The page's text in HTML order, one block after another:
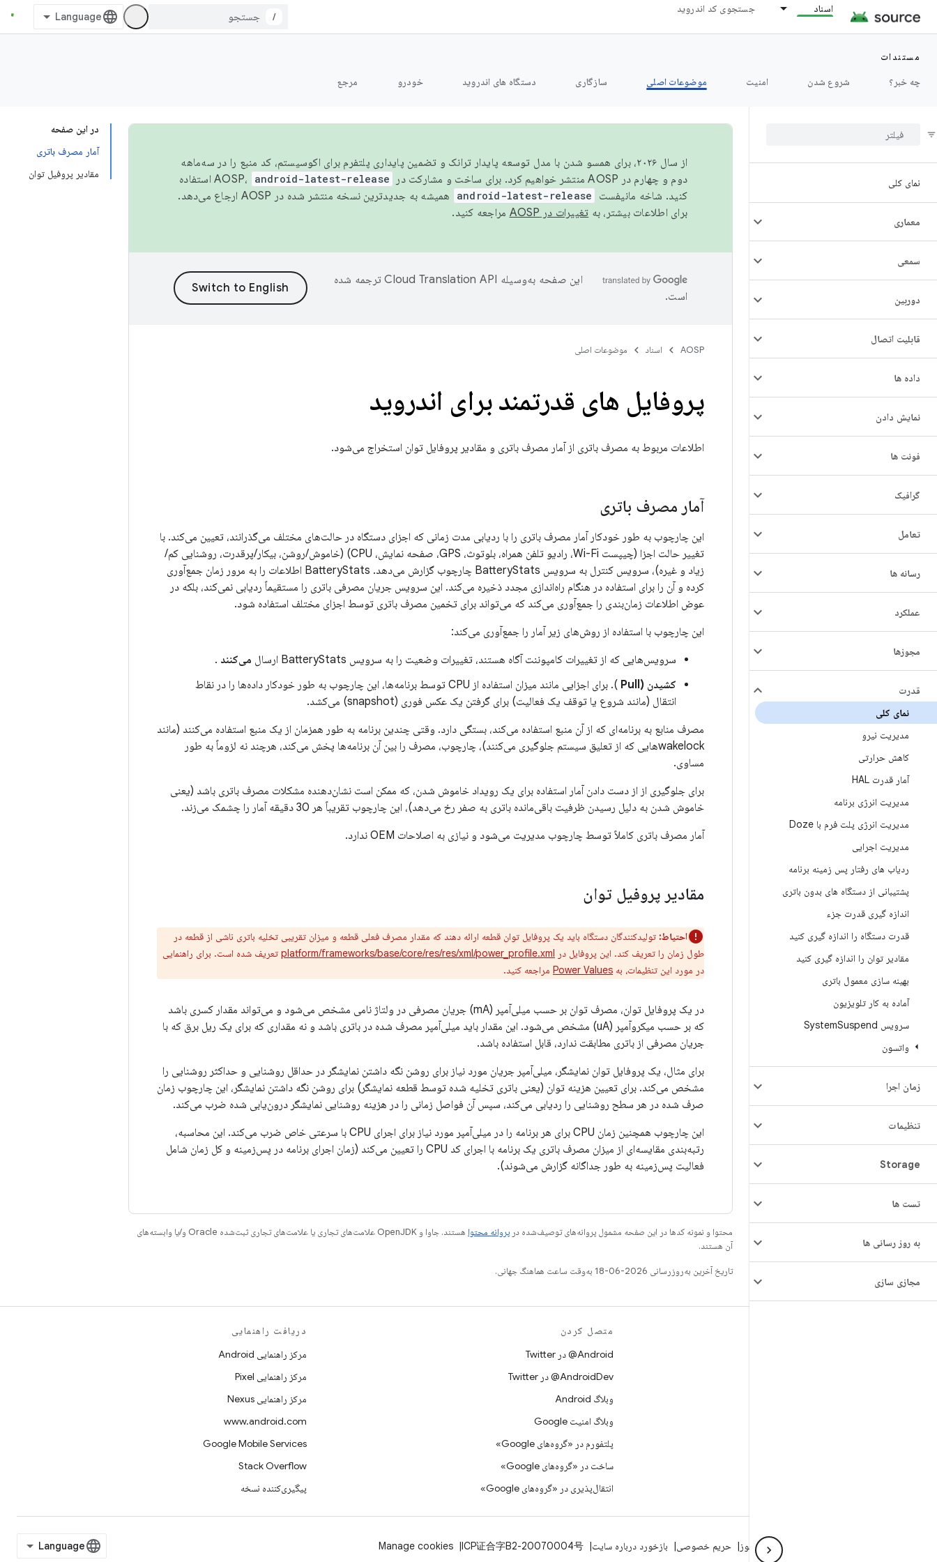
اسناد جستجوی کد اندروید
/
مستندات
چه خبر؟
شروع شدن امنیت موضوعات اصلی سازگاری دستگاه های اندروید خودرو مرجع
نمای کلی
معماری
سمعی
دوربین
قابلیت اتصال
داده ها
نمایش دادن
فونت ها
گرافیک
تعامل
رسانه ها
عملکرد
مجوزها
قدرت
نمای کلی
مدیریت نیرو
کاهش حرارتی
آمار قدرت HAL
مدیریت انرژی برنامه
مدیریت انرژی پلت فرم با Doze
مدیریت اجرایی
ردیاب های رفتار پس زمینه برنامه
پشتیبانی از دستگاه های بدون باتری
اندازه گیری قدرت جزء
قدرت دستگاه را اندازه گیری کنید
مقادیر توان را اندازه گیری کنید
بهینه سازی معمول باتری
آماده به کار تلویزیون
سرویس System Suspend
واتسون
زمان اجرا
تنظیمات
Storage
تست ها
به روز رسانی ها
مجازی سازی
در این صفحه
آمار مصرف باتری
مقادیر پروفیل توان
از سال ۲۰۲۶، برای همسو شدن با مدل توسعه پایدار ترانک و تضمین پایداری پلتفرم برای اکوسیستم، کد منبع را در سه‌ماهه
دوم و چهارم در AOSP منتشر خواهیم کرد. برای ساخت و مشارکت در AOSP،
android-latest-release
استفاده
کنید. شاخه مانیفست
android-latest-release
همیشه به جدیدترین نسخه منتشر شده در AOSP ارجاع می‌دهد.
برای اطلاعات بیشتر، به تغییرات در AOSP مراجعه کنید.
این صفحه به‌وسیله
ترجمه شده
است.
AOSP اسناد موضوعات اصلی
پروفایل های قدرتمند برای اندروید
اطلاعات مربوط به مصرف باتری از آمار مصرف باتری و مقادیر پروفایل توان استخراج می‌شود.
آمار مصرف باتری
این چارچوب به طور خودکار آمار مصرف باتری را با ردیابی مدت زمانی که اجزای دستگاه در حالت‌های مختلف می‌گذرانند، تعیین می‌کند. با
تغییر حالت اجزا (چیپست Wi-Fi، رادیو تلفن همراه، بلوتوث، GPS، صفحه نمایش، CPU) (خاموش/روشن، بیکار/پرقدرت، روشنایی کم/
زیاد و غیره)، سرویس کنترل به سرویس BatteryStats چارچوب گزارش می‌دهد. BatteryStats اطلاعات را به مرور زمان جمع‌آوری
کرده و آن را برای استفاده در هنگام راه‌اندازی مجدد ذخیره می‌کند. این سرویس جریان مصرفی باتری را مستقیماً ردیابی نمی‌کند، بلکه در
عوض اطلاعات زمان‌بندی را جمع‌آوری می‌کند که می‌تواند برای تخمین مصرف باتری توسط اجزای مختلف استفاده شود.
این چارچوب با استفاده از روش‌های زیر آمار را جمع‌آوری می‌کند:
سرویس‌هایی که از تغییرات کامپوننت آگاه هستند، تغییرات وضعیت را به سرویس BatteryStats ارسال
می‌کنند .
کشیدن (Pull
). برای اجزایی مانند میزان استفاده از CPU توسط برنامه‌ها، این چارچوب به طور خودکار داده‌ها را در نقاط
انتقال (مانند شروع یا توقف یک فعالیت) برای گرفتن یک عکس فوری (snapshot) می‌کشد.
مصرف منابع به برنامه‌ای که از آن منبع استفاده می‌کند، بستگی دارد. وقتی چندین برنامه به طور همزمان از یک منبع استفاده می‌کنند (مانند
wakelockهایی که از تعلیق سیستم جلوگیری می‌کنند)، چارچوب، مصرف را بین آن برنامه‌ها پخش می‌کند، هرچند نه لزوماً به طور
مساوی.
برای جلوگیری از از دست دادن آمار استفاده برای یک رویداد خاموش شدن، که ممکن است نشان‌دهنده مشکلات مصرف باتری باشد (یعنی
خاموش شدن به دلیل رسیدن ظرفیت باقی‌مانده باتری به صفر رخ می‌دهد)، این چارچوب تقریباً هر 30 دقیقه آمار را چشمک می‌زند.
آمار مصرف باتری کاملاً توسط چارچوب مدیریت می‌شود و نیازی به اصلاحات OEM ندارد.
مقادیر پروفیل توان
احتیاط: تولیدکنندگان دستگاه باید یک پروفایل توان قطعه ارائه دهند که مقدار مصرف فعلی قطعه و میزان تقریبی تخلیه باتری ناشی از قطعه در
طول زمان را تعریف کند. این پروفایل در platform/frameworks/base/core/res/res/xml/power_profile.xml تعریف شده است. برای راهنمایی
در مورد این تنظیمات، به Power Values ​​مراجعه کنید.
در یک پروفایل توان، مصرف توان بر حسب میلی‌آمپر (mA) جریان مصرفی در ولتاژ نامی مشخص می‌شود و می‌تواند مقدار کسری باشد
که بر حسب میکروآمپر (uA) مشخص می‌شود. این مقدار باید میلی‌آمپر مصرف شده در باتری باشد و نه مقداری که برای یک ریل برق که با
جریان مصرفی از باتری مطابقت ندارد، قابل استفاده باشد.
برای مثال، یک پروفایل توان نمایشگر، میلی‌آمپر جریان مورد نیاز برای روشن نگه داشتن نمایشگر در حداقل روشنایی و حداکثر روشنایی را
مشخص می‌کند. برای تعیین هزینه توان (یعنی باتری تخلیه شده توسط قطعه نمایشگر) برای روشن نگه داشتن نمایشگر، این چارچوب زمان
صرف شده در هر سطح روشنایی را ردیابی می‌کند، سپس آن فواصل زمانی را در هزینه روشنایی نمایشگر درون‌یابی شده ضرب می‌کند.
این چارچوب همچنین زمان CPU برای هر برنامه را در میلی‌آمپر مورد نیاز برای اجرای CPU با سرعتی خاص ضرب می‌کند. این محاسبه،
رتبه‌بندی مقایسه‌ای از میزان مصرف باتری یک برنامه با اجرای کد CPU را تعیین می‌کند (زمان اجرای برنامه در پس‌زمینه و کل زمان شامل
فعالیت پس‌زمینه به طور جداگانه گزارش می‌شوند).
محتوا و نمونه کدها در این صفحه مشمول پروانه‌های توصیف‌شده در پروانه محتوا
هستند. جاوا و OpenJDK علامت‌های تجاری یا علامت‌های تجاری ثبت‌شده Oracle و/یا وابسته‌های
آن هستند.
تاریخ آخرین به‌روزرسانی 2026-06-18 به‌وقت ساعت هماهنگ جهانی.
متصل کردن
Android@ در Twitter
AndroidDev@ در Twitter
وبلاگ Android
وبلاگ امنیت Google
پلتفورم در «گروه‌های Google»
ساخت در «گروه‌های Google»
انتقال‌پذیری در «گروه‌های Google»
دریافت راهنمایی
مرکز راهنمایی Android
مرکز راهنمایی Pixel
مرکز راهنمایی Nexus
www.android.com
Google Mobile Services
Stack Overflow
پیگیری‌کننده نسخه
شرایط حقوقی مجوز حریم خصوصی بازخورد درباره سایت ICP证合字B2-20070004号
Manage cookies